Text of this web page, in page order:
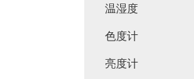
温湿度
色度计
亮度计